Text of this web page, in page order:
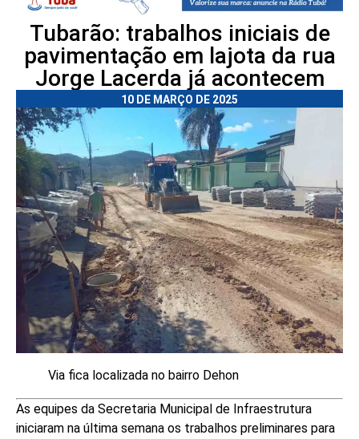
Tubarão: trabalhos iniciais de
pavimentação em lajota da rua
Jorge Lacerda já acontecem
10 DE MARÇO DE 2025
Via fica localizada no bairro Dehon
As equipes da Secretaria Municipal de Infraestrutura
iniciaram na última semana os trabalhos preliminares para